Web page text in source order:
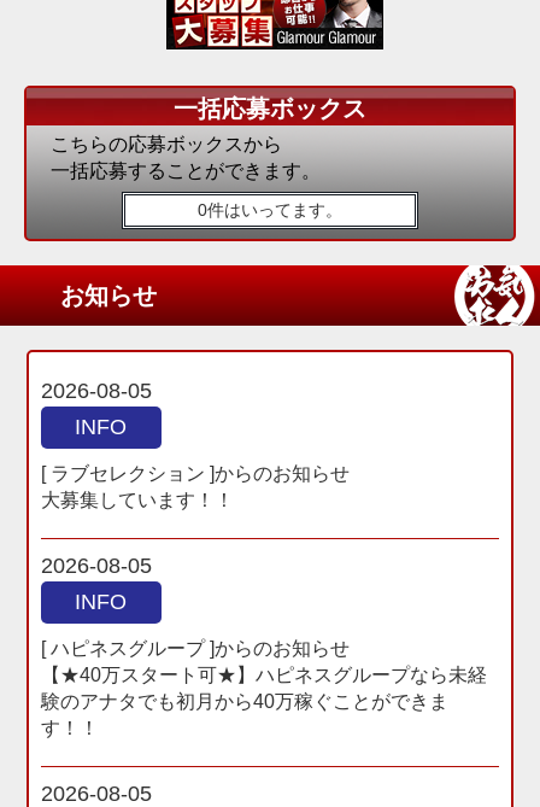
一括応募ボックス
こちらの応募ボックスから
一括応募することができます。
0件はいってます。
お知らせ
2026-08-05
INFO
[ ラブセレクション ]からのお知らせ
大募集しています！！
2026-08-05
INFO
[ ハピネスグループ ]からのお知らせ
【★40万スタート可★】ハピネスグループなら未経
験のアナタでも初月から40万稼ぐことができま
す！！
2026-08-05